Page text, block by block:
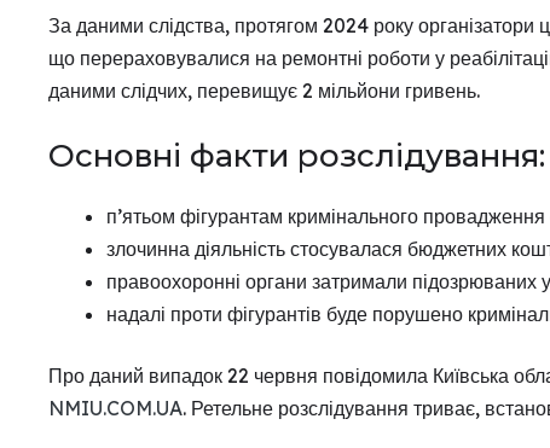
За даними слідства, протягом 2024 року організатори
що перераховувалися на ремонтні роботи у
даними слідчих, перевищує 2 мільйони гривень.
Основні факти розслідування:
п’ятьом фігурантам кримінального
злочинна діяльність стосувалася бюджетних
правоохоронні органи затримали підозрюваних
надалі проти фігурантів буде порушено
Про даний випадок 22 червня повідомила Київська
NMIU.COM.UA. Ретельне розслідування триває,